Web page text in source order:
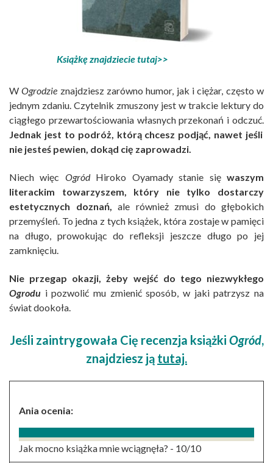
Książkę znajdziecie tutaj>>
WOgrodzie znajdziesz zarówno humor, jak i ciężar, często w
jednym zdaniu. Czytelnik zmuszony jest w trakcie lektury do
ciągłego przewartościowania własnych przekonań i odczuć.
Jednak jest to podróż, którą chcesz podjąć, nawet jeśli
nie jesteś pewien, dokąd cię zaprowadzi.
Niech więc OgródHiroko Oyamady stanie sięwaszym
literackim towarzyszem, który nie tylko dostarczy
estetycznych doznań, ale również zmusi do głębokich
przemyśleń. To jedna z tych książek, która zostaje w pamięci
na długo, prowokując do refleksji jeszcze długo po jej
zamknięciu.
Nie przegap okazji, żeby wejść do tego niezwykłego
Ogrodu i pozwolić mu zmienić sposób, w jaki patrzysz na
świat dookoła.
Jeśli zaintrygowała Cię recenzja książki Ogród,
znajdziesz ją tutaj.
Ania ocenia:
Jak mocno książka mnie wciągnęła? - 10/10